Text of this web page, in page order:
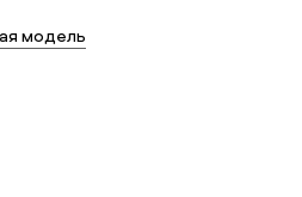
модель